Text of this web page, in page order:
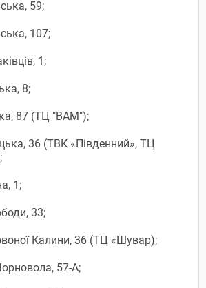
59;
107;
1;
8;
87 (ТЦ "ВАМ");
36 (ТВК «Південний», ТЦ
1;
33;
Калини, 36 (ТЦ «Шувар);
57-А;